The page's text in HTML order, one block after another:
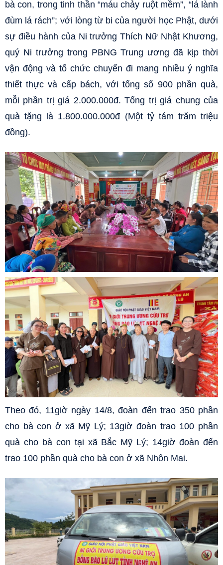
bà con, trong tinh thần “máu chảy ruột mềm”, “lá lành
đùm lá rách”; với lòng từ bi của người học Phật, dưới
sự điều hành của Ni trưởng Thích Nữ Nhật Khương,
quý Ni trưởng trong PBNG Trung ương đã kịp thời
vận động và tổ chức chuyến đi mang nhiều ý nghĩa
thiết thực và cấp bách, với tổng số 900 phần quà,
mỗi phần trị giá 2.000.000đ. Tổng trị giá chung của
quà tặng là 1.800.000.000đ (Một tỷ tám trăm triệu
đồng).
Theo đó, 11giờ ngày 14/8, đoàn đến trao 350 phần
cho bà con ở xã Mỹ Lý; 13giờ đoàn trao 100 phần
quà cho bà con tại xã Bắc Mỹ Lý; 14giờ đoàn đến
trao 100 phần quà cho bà con ở xã Nhôn Mai.